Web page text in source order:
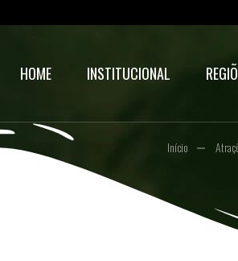
HOME INSTITUCIONAL
Início